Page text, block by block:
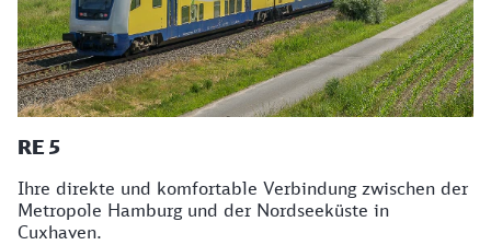
RE 5
Ihre direkte und komfortable Verbindung zwischen der
Metropole Hamburg und der Nordseeküste in
Cuxhaven.